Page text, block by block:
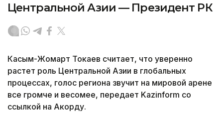
Центральной Азии — Президент РК
Касым-Жомарт Токаев считает, что уверенно
растет роль Центральной Азии в глобальных
процессах, голос региона звучит на мировой арене
все громче и весомее, передает Kazinform со
ссылкой на Акорду.